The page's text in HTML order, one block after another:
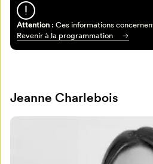
Attention: Ces informations
Revenir à la programmation
Jeanne Charlebois